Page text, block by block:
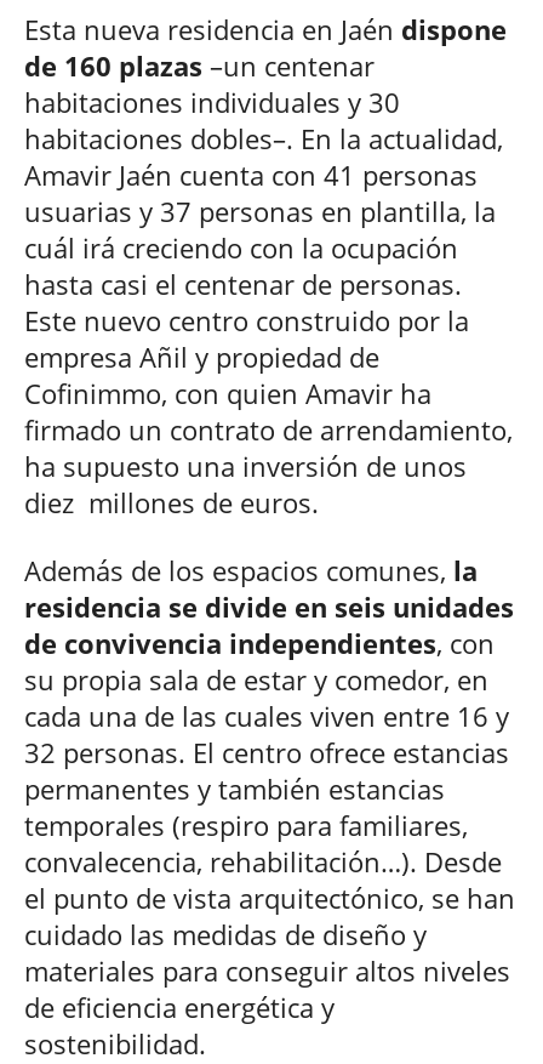
Esta nueva residencia en Jaén dispone
de 160 plazas –un centenar
habitaciones individuales y 30
habitaciones dobles–. En la actualidad,
Amavir Jaén cuenta con 41 personas
usuarias y 37 personas en plantilla, la
cuál irá creciendo con la ocupación
hasta casi el centenar de personas.
Este nuevo centro construido por la
empresa Añil y propiedad de
Cofinimmo, con quien Amavir ha
firmado un contrato de arrendamiento,
ha supuesto una inversión de unos
diez millones de euros.
Además de los espacios comunes, la
residencia se divide en seis unidades
de convivencia independientes, con
su propia sala de estar y comedor, en
cada una de las cuales viven entre 16 y
32 personas. El centro ofrece estancias
permanentes y también estancias
temporales (respiro para familiares,
convalecencia, rehabilitación…). Desde
el punto de vista arquitectónico, se han
cuidado las medidas de diseño y
materiales para conseguir altos niveles
de eficiencia energética y
sostenibilidad.